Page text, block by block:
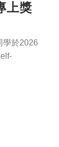
上獎
學於2026